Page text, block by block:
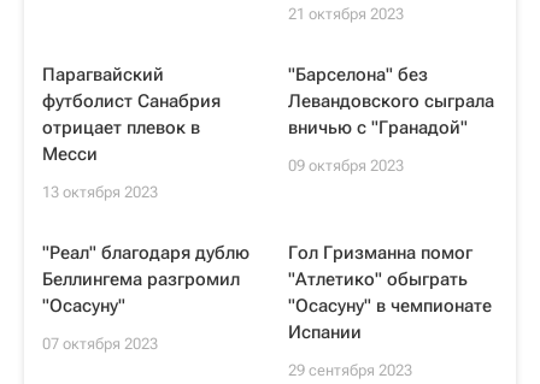
21 октября 2023
Парагвайский
футболист Санабрия
отрицает плевок в
Месси
13 октября 2023
"Барселона" без
Левандовского сыграла
вничью с "Гранадой"
09 октября 2023
"Реал" благодаря дублю
Беллингема разгромил
"Осасуну"
07 октября 2023
Гол Гризманна помог
"Атлетико" обыграть
"Осасуну" в чемпионате
Испании
29 сентября 2023